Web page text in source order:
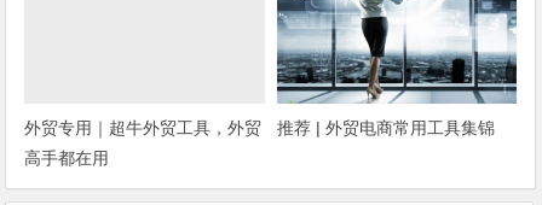
外贸专用｜超牛外贸工具，外贸
高手都在用
推荐 | 外贸电商常用工具集锦